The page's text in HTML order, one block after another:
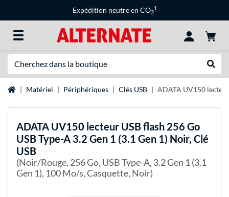
Expédition neutre en CO2
1
Page d'accueil
Matériel Périphériques Clés USB ADATA UV150 lecteur
ADATA UV150 lecteur USB flash 256 Go
USB Type-A 3.2 Gen 1 (3.1 Gen 1) Noir, Clé
USB
(Noir/Rouge, 256 Go, USB Type-A, 3.2 Gen 1 (3.1
Gen 1), 100 Mo/s, Casquette, Noir)